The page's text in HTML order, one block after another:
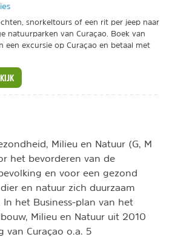
snorkeltours of een rit per jeep naar
natuurparken van Curaçao. Boek van
een excursie op Curaçao en betaal met
Milieu en Natuur (G, M
het bevorderen van de
en voor een gezond
en natuur zich duurzaam
het Business-plan van het
Milieu en Natuur uit 2010
van Curaçao o.a. 5